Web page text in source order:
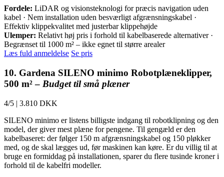
Fordele: LiDAR og visionsteknologi for præcis navigation uden
kabel · Nem installation uden besværligt afgrænsningskabel ·
Effektiv klippekvalitet med justerbar klippehøjde
Ulemper: Relativt høj pris i forhold til kabelbaserede alternativer ·
Begrænset til 1000 m² – ikke egnet til større arealer
Læs fuld anmeldelse Se pris
10. Gardena SILENO minimo Robotplæneklipper,
500 m² – Budget til små plæner
4/5 | 3.810 DKK
SILENO minimo er listens billigste indgang til robotklipning og den
model, der giver mest plæne for pengene. Til gengæld er den
kabelbaseret: der følger 150 m afgrænsningskabel og 150 pløkker
med, og de skal lægges ud, før maskinen kan køre. Er du villig til at
bruge en formiddag på installationen, sparer du flere tusinde kroner i
forhold til de kabelfri modeller.